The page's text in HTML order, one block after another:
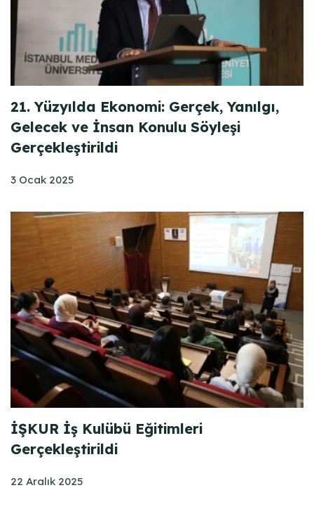
21. Yüzyılda Ekonomi: Gerçek, Yanılgı,
Gelecek ve İnsan Konulu Söyleşi
Gerçekleştirildi
3 Ocak 2025
İŞKUR İş Kulübü Eğitimleri
Gerçekleştirildi
22 Aralık 2025